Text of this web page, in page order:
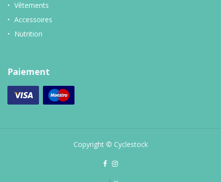
Vêtements
Accessoires
Nutrition
Paiement
Copyright © Cyclestock